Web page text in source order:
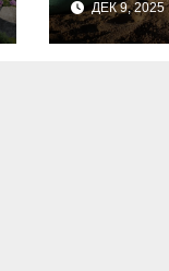
ДЕК 9, 2025